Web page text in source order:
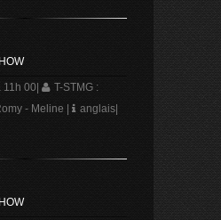
11h 00
T-STMG :
- Meline
anglais|